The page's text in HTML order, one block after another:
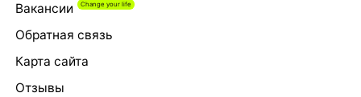
Вакансии
Обратная связь
Карта сайта
Отзывы